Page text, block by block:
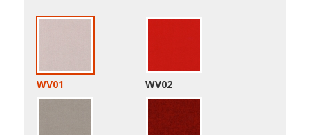
WV01 WV02